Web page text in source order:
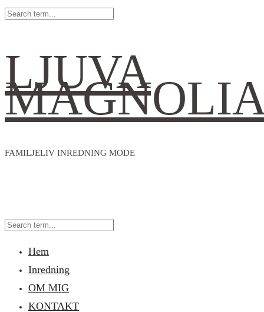
LJUVA
FAMILJELIV INREDNING MODE
Hem
Inredning
OM MIG
KONTAKT